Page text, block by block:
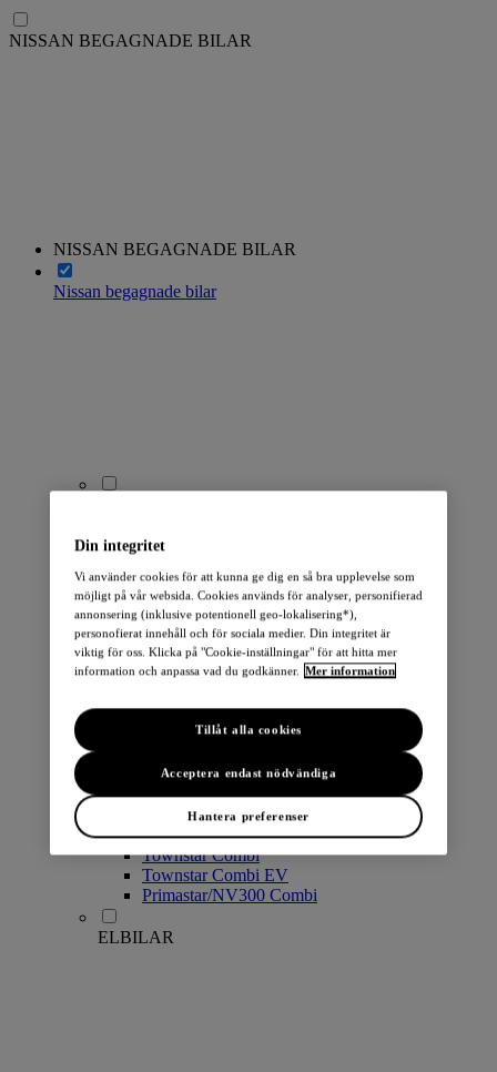
NISSAN BEGAGNADE BILAR
NISSAN BEGAGNADE BILAR
Nissan begagnade bilar
Note
Qashqai
LEAF
ARIYA
X-Trail
Townstar Combi
Townstar Combi EV
Primastar/NV300 Combi
ELBILAR
Din integritet
Vi använder cookies för att kunna ge dig en så bra upplevelse som
möjligt på vår websida. Cookies används för analyser, personifierad
annonsering (inklusive potentionell geo-lokalisering*),
personofierat innehåll och för sociala medier. Din integritet är
viktig för oss. Klicka på "Cookie-inställningar" för att hitta mer
information och anpassa vad du godkänner. Mer information
Hantera preferenser
Acceptera endast nödvändiga
Tillåt alla cookies